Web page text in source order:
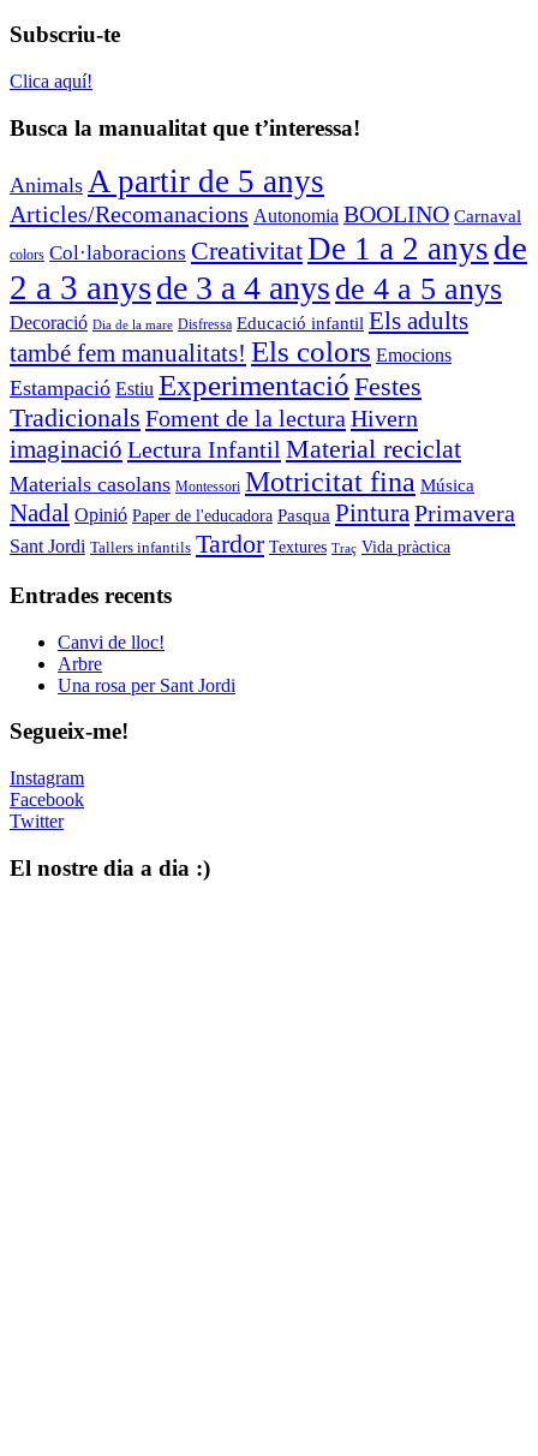
Subscriu-te
Clica aquí!
Busca la manualitat que t’interessa!
Animals A partir de 5 anys
Articles/Recomanacions Autonomia BOOLINO Carnaval
colors Col·laboracions CreativitatDe 1 a 2 anys de
2 a 3 anysde 3 a 4 anys de 4 a 5 anys
Decoració Dia de la mare Disfressa Educació infantil Els adults
també fem manualitats! Els colors Emocions
Estampació Estiu Experimentació Festes
Tradicionals Foment de la lectura Hivern
imaginació Lectura Infantil Material reciclat
Materials casolans Montessori Motricitat fina Música
Nadal Opinió Paper de l'educadora Pasqua PinturaPrimavera
Sant Jordi Tallers infantils Tardor Textures Traç Vida pràctica
Entrades recents
Canvi de lloc!
Arbre
Una rosa per Sant Jordi
Segueix-me!
Instagram
Facebook
Twitter
El nostre dia a dia :)